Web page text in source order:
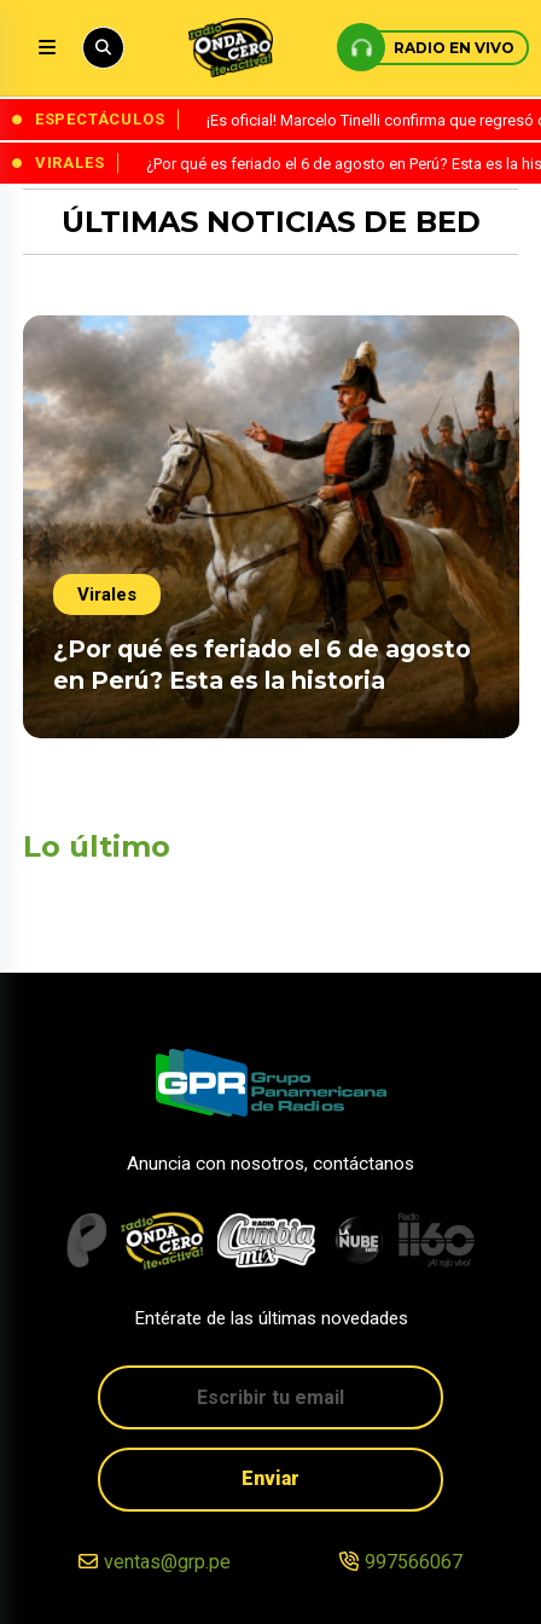
RADIO EN VIVO
ESPECTÁCULOS ¡Es oficial! Marcelo Tinelli confirma que
VIRALES ¿Por qué es feriado el 6 de agosto en Perú? Esta es la
ÚLTIMAS NOTICIAS DE BED
Virales
¿Por qué es feriado el 6 de agosto
en Perú? Esta es la historia
Lo último
Anuncia con nosotros, contáctanos
Entérate de las últimas novedades
Enviar
ventas@grp.pe 997566067